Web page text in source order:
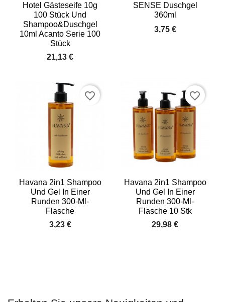
Hotel Gästeseife 10g
100 Stück Und
Shampoo&Duschgel
10ml Acanto Serie 100
Stück
21,13 €
SENSE Duschgel
360ml
3,75 €
Havana 2in1 Shampoo
Und Gel In Einer
Runden 300-Ml-
Flasche
3,23 €
favorite_border
Havana 2in1 Shampoo
Und Gel In Einer
Runden 300-Ml-
Flasche 10 Stk
29,98 €
favorite_border